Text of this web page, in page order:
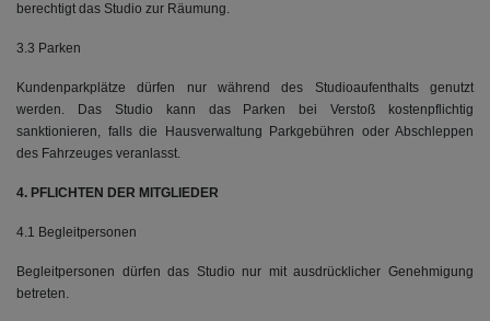
berechtigt das Studio zur Räumung.
3.3 Parken
Kundenparkplätze dürfen nur während des Studioaufenthalts genutzt
werden. Das Studio kann das Parken bei Verstoß kostenpflichtig
sanktionieren, falls die Hausverwaltung Parkgebühren oder Abschleppen
des Fahrzeuges veranlasst.
4. PFLICHTEN DER MITGLIEDER
4.1 Begleitpersonen
Begleitpersonen dürfen das Studio nur mit ausdrücklicher Genehmigung
betreten.